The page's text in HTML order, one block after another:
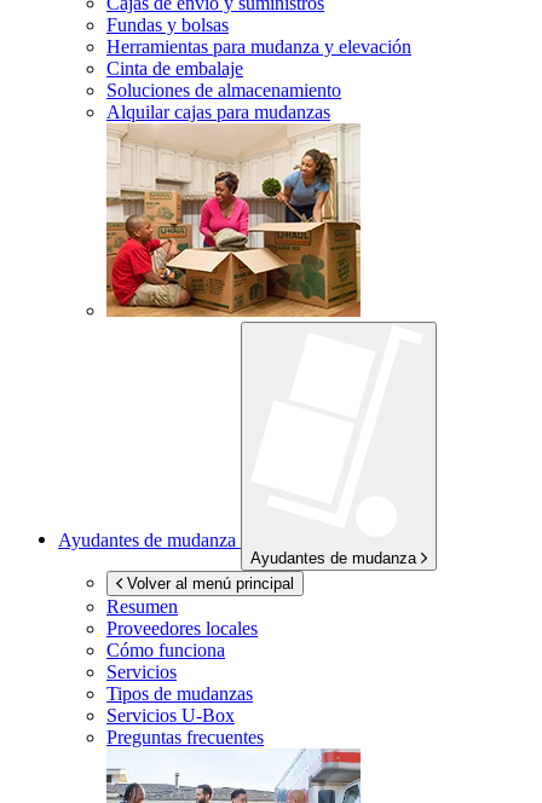
Fundas y bolsas
Herramientas para mudanza y elevación
Cinta de embalaje
Soluciones de almacenamiento
Alquilar cajas para mudanzas
Ayudantes de mudanza
Ayudantes de mudanza
Volver al menú principal
Resumen
Proveedores locales
Cómo funciona
Servicios
Tipos de mudanzas
Servicios U-Box
Preguntas frecuentes